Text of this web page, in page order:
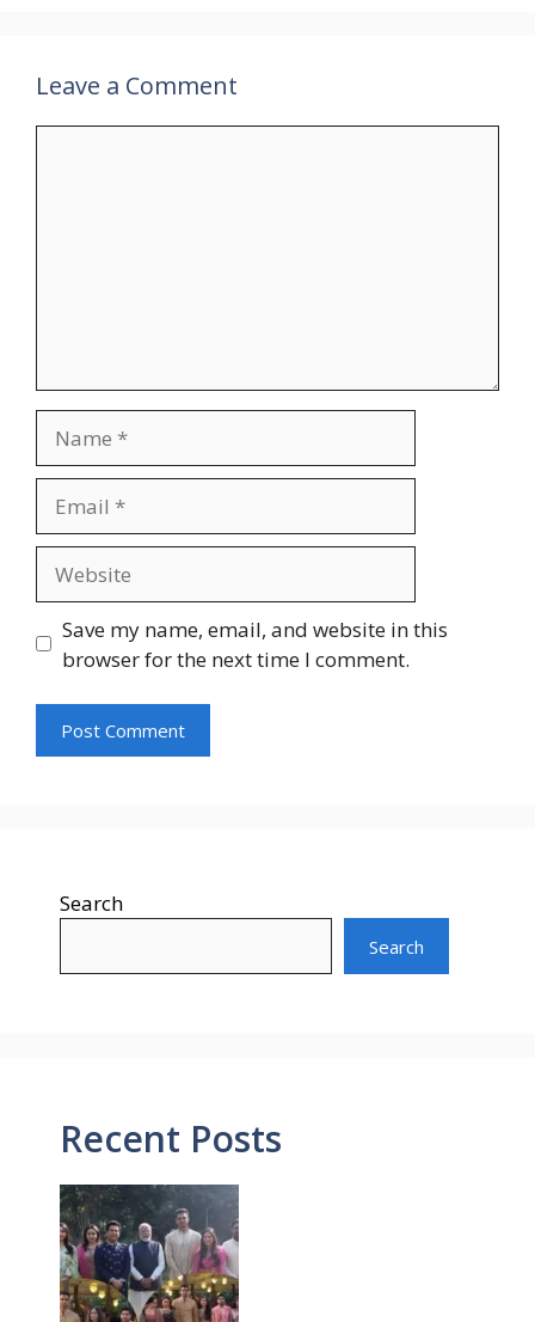
Leave a Comment
Save my name, email, and website in this
browser for the next time I comment.
Search
Search
Recent Posts